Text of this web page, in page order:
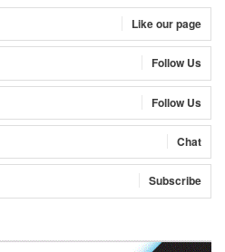
Like our page
Follow Us
Follow Us
Chat
Subscribe